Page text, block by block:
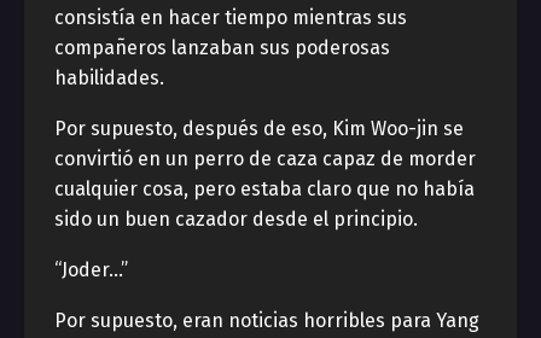
consistía en hacer tiempo mientras sus
compañeros lanzaban sus poderosas
habilidades.
Por supuesto, después de eso, Kim Woo-jin se
convirtió en un perro de caza capaz de morder
cualquier cosa, pero estaba claro que no había
sido un buen cazador desde el principio.
“Joder…”
Por supuesto, eran noticias horribles para Yang